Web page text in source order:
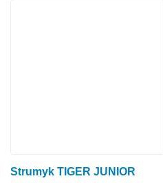
Strumyk TIGER JUNIOR